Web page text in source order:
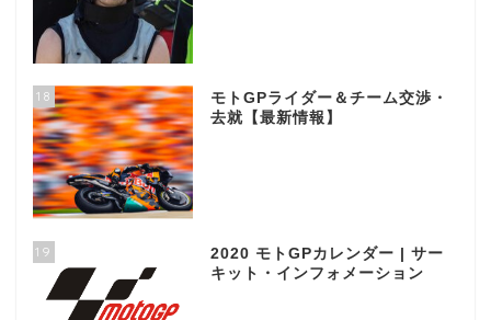
18
モトGPライダー＆チーム交渉・
去就【最新情報】
19
2020 モトGPカレンダー | サー
キット・インフォメーション